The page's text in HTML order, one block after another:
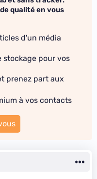
qualité en vous
d'un média
stockage pour vos
prenez part aux
à vos contacts